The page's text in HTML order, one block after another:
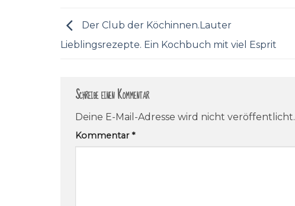
Der Club der Köchinnen.Lauter
Lieblingsrezepte. Ein Kochbuch mit viel Esprit
Schreibe einen Kommentar
Deine E-Mail-Adresse wird nicht veröffentlicht.
Kommentar*